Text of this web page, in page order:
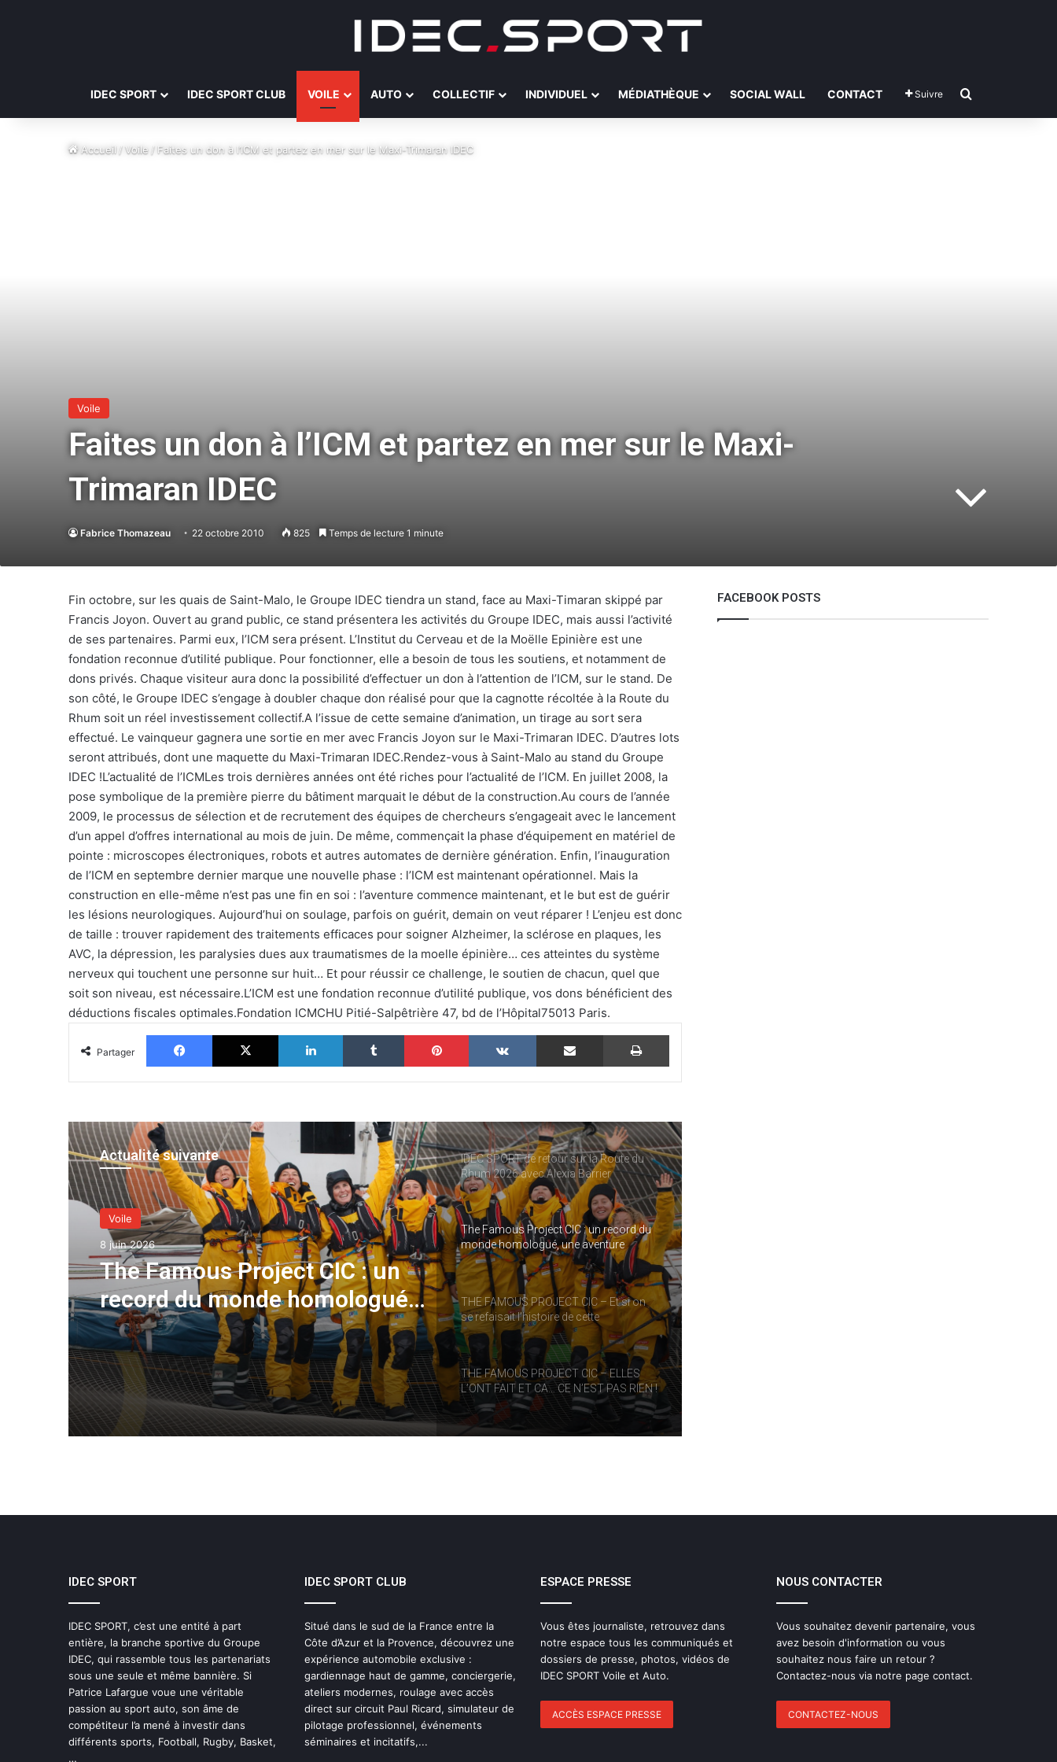
IDEC SPORT IDEC SPORT CLUB VOILE AUTO COLLECTIF INDIVIDUEL MÉDIATHÈQUE SOCIAL WALL CONTACT Suivre
Accueil /Voile/Faites un don à l’ICM et partez en mer sur le Maxi-Trimaran IDEC
Voile
Faites un don à l’ICM et partez en mer sur le Maxi-
Trimaran IDEC
Fabrice Thomazeau 22 octobre 2010 825 Temps de lecture 1 minute
Fin octobre, sur les quais de Saint-Malo, le Groupe IDEC tiendra un stand, face au Maxi-Timaran skippé par
Francis Joyon. Ouvert au grand public, ce stand présentera les activités du Groupe IDEC, mais aussi l’activité
de ses partenaires. Parmi eux, l’ICM sera présent. L’Institut du Cerveau et de la Moëlle Epinière est une
fondation reconnue d’utilité publique. Pour fonctionner, elle a besoin de tous les soutiens, et notamment de
dons privés. Chaque visiteur aura donc la possibilité d’effectuer un don à l’attention de l’ICM, sur le stand. De
son côté, le Groupe IDEC s’engage à doubler chaque don réalisé pour que la cagnotte récoltée à la Route du
Rhum soit un réel investissement collectif.A l’issue de cette semaine d’animation, un tirage au sort sera
effectué. Le vainqueur gagnera une sortie en mer avec Francis Joyon sur le Maxi-Trimaran IDEC. D’autres lots
seront attribués, dont une maquette du Maxi-Trimaran IDEC.Rendez-vous à Saint-Malo au stand du Groupe
IDEC !L’actualité de l’ICMLes trois dernières années ont été riches pour l’actualité de l’ICM. En juillet 2008, la
pose symbolique de la première pierre du bâtiment marquait le début de la construction.Au cours de l’année
2009, le processus de sélection et de recrutement des équipes de chercheurs s’engageait avec le lancement
d’un appel d’offres international au mois de juin. De même, commençait la phase d’équipement en matériel de
pointe : microscopes électroniques, robots et autres automates de dernière génération. Enfin, l’inauguration
de l’ICM en septembre dernier marque une nouvelle phase : l’ICM est maintenant opérationnel. Mais la
construction en elle-même n’est pas une fin en soi : l’aventure commence maintenant, et le but est de guérir
les lésions neurologiques. Aujourd’hui on soulage, parfois on guérit, demain on veut réparer ! L’enjeu est donc
de taille : trouver rapidement des traitements efficaces pour soigner Alzheimer, la sclérose en plaques, les
AVC, la dépression, les paralysies dues aux traumatismes de la moelle épinière… ces atteintes du système
nerveux qui touchent une personne sur huit… Et pour réussir ce challenge, le soutien de chacun, quel que
soit son niveau, est nécessaire.L’ICM est une fondation reconnue d’utilité publique, vos dons bénéficient des
déductions fiscales optimales.Fondation ICMCHU Pitié-Salpêtrière 47, bd de l’Hôpital75013 Paris.
Partager
Facebook X Linkedin Tumblr Pinterest VKontakte Partager par email Imprimer
Actualité suivante
Voile
8 juin 2026
The Famous Project CIC : un
record du monde homologué,
une aventure collective
soutenue par IDEC SPORT
The Famous Project CIC : un record du
monde homologué, une aventure
collective soutenue par IDEC SPORT
THE FAMOUS PROJECT CIC – Et si on
se refaisait l’histoire de cette
performance historique !
THE FAMOUS PROJECT CIC – ELLES
L’ONT FAIT ET CA… CE N’EST PAS RIEN !
THE FAMOUS PROJECT CIC MARQUE
L’HISTOIRE
IDEC SPORT de retour sur la Route du
Rhum 2026 avec Alexia Barrier
The Famous Project CIC : un record du
monde homologué, une aventure
collective soutenue par IDEC SPORT
THE FAMOUS PROJECT CIC – Et si on
se refaisait l’histoire de cette
performance historique !
THE FAMOUS PROJECT CIC – ELLES
L’ONT FAIT ET CA… CE N’EST PAS RIEN !
THE FAMOUS PROJECT CIC – CARNET
IDEC SPORT de retour sur la Route du
Rhum 2026 avec Alexia Barrier
The Famous Project CIC : un record du
monde homologué, une aventure
collective soutenue par IDEC SPORT
THE FAMOUS PROJECT CIC – Et si on
FACEBOOK POSTS
IDEC SPORT
IDEC SPORT, c’est une entité à part
entière, la branche sportive du Groupe
IDEC, qui rassemble tous les partenariats
sous une seule et même bannière. Si
Patrice Lafargue voue une véritable
passion au sport auto, son âme de
compétiteur l’a mené à investir dans
différents sports, Football, Rugby, Basket,
…
IDEC SPORT CLUB
Situé dans le sud de la France entre la
Côte d’Azur et la Provence, découvrez une
expérience automobile exclusive :
gardiennage haut de gamme, conciergerie,
ateliers modernes, roulage avec accès
direct sur circuit Paul Ricard, simulateur de
pilotage professionnel, événements
séminaires et incitatifs,...
ESPACE PRESSE
Vous êtes journaliste, retrouvez dans
notre espace tous les communiqués et
dossiers de presse, photos, vidéos de
IDEC SPORT Voile et Auto.
ACCÈS ESPACE PRESSE
NOUS CONTACTER
Vous souhaitez devenir partenaire, vous
avez besoin d'information ou vous
souhaitez nous faire un retour ?
Contactez-nous via notre page contact.
CONTACTEZ-NOUS